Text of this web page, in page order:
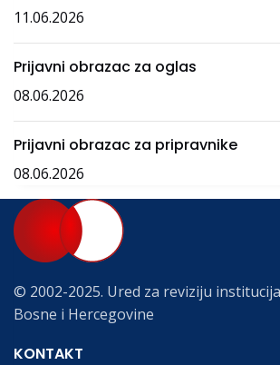
11.06.2026
Prijavni obrazac za oglas
08.06.2026
Prijavni obrazac za pripravnike
08.06.2026
© 2002-2025. Ured za reviziju
Bosne i Hercegovine
KONTAKT